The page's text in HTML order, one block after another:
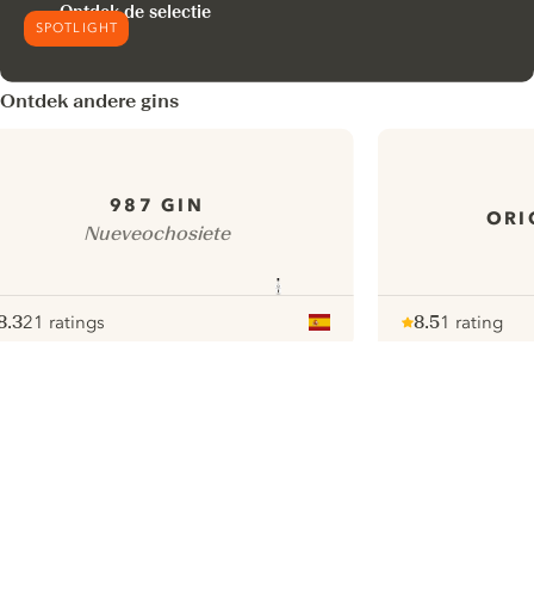
SPOTLIGHT
Ontdek de selectie
Ontdek andere gins
987 GIN
Nueveochosiete
21 ratings
8.51 rating